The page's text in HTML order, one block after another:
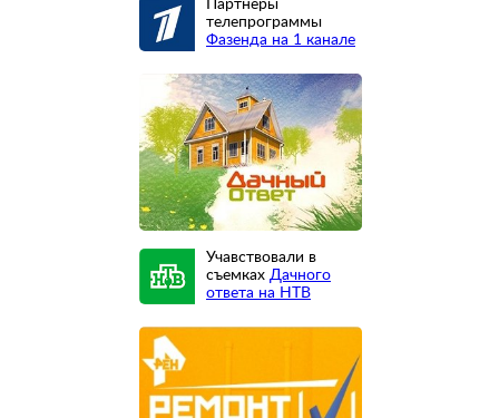
Партнеры
телепрограммы
Фазенда на 1 канале
Учавствовали в
съемках Дачного
ответа на НТВ